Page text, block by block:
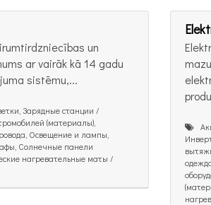
un
ar vairāk kā 14 gadu
sistēmu,...
Зарядные станции /
(материалы),
Освещение и лампы,
Солнечные панели
нагревательные маты /